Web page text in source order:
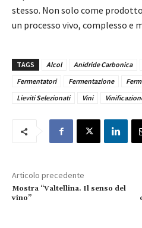
stesso. Non solo come
un processo vivo, complesso e
TAGS Alcol Anidride Carbonica
Fermentatori
Fermentazione
Lieviti Selezionati
Vini
Articolo precedente
Mostra “Valtellina. Il senso del
vino”